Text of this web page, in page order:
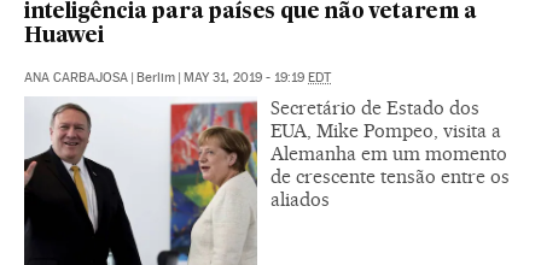
inteligência para países que não vetarem a
Huawei
ANA CARBAJOSA | Berlim | MAY 31, 2019 - 19:19 EDT
Secretário de Estado dos
EUA, Mike Pompeo, visita a
Alemanha em um momento
de crescente tensão entre os
aliados